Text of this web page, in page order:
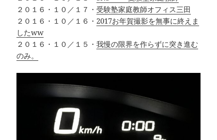
２０１６・１０／１７・ 受験塾家庭教師オフィス三田
２０１６・１０／１６・2017お年賀撮影を無事に終えま
したww
２０１６・１０／１５・我慢の限界を作らずに突き進む
のみ。